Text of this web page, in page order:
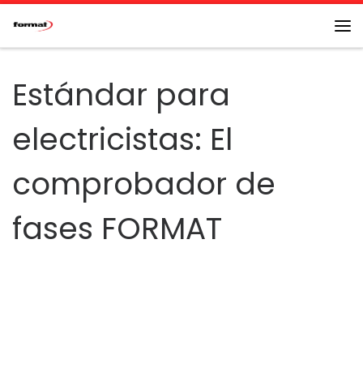
Saltar al contenido
Estándar para
electricistas: El
comprobador de
fases FORMAT